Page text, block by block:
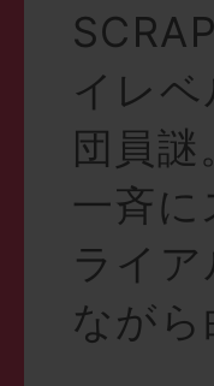
イレ
団員謎
一斉
ライ
なが